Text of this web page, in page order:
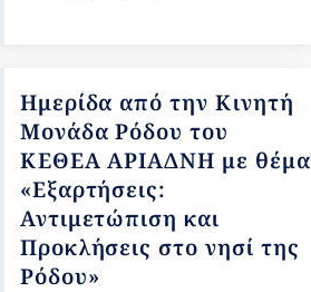
Ημερίδα από την Κινητή
Μονάδα Ρόδου του
ΚΕΘΕΑ ΑΡΙΑΔΝΗ με θέμα
«Εξαρτήσεις:
Αντιμετώπιση και
Προκλήσεις στο νησί της
Ρόδου»